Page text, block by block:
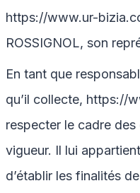
https://www.ur-
ROSSIGNOL, son
En tant que
qu’il collecte, https://
respecter le cadre
vigueur. Il lui
d’établir les finalités